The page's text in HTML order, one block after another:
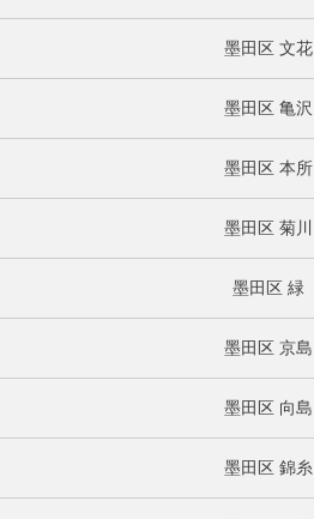
墨田区 文花
墨田区 亀沢
墨田区 本所
墨田区 菊川
墨田区 緑
墨田区 京島
墨田区 向島
墨田区 錦糸